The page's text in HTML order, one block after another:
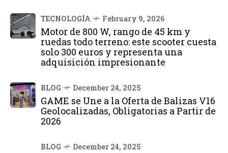
TECNOLOGÍA February 9, 2026
Motor de 800 W, rango de 45 km y
ruedas todo terreno: este scooter cuesta
solo 300 euros y representa una
adquisición impresionante
BLOG December 24, 2025
GAME se Une a la Oferta de Balizas V16
Geolocalizadas, Obligatorias a Partir de
2026
BLOG December 24, 2025